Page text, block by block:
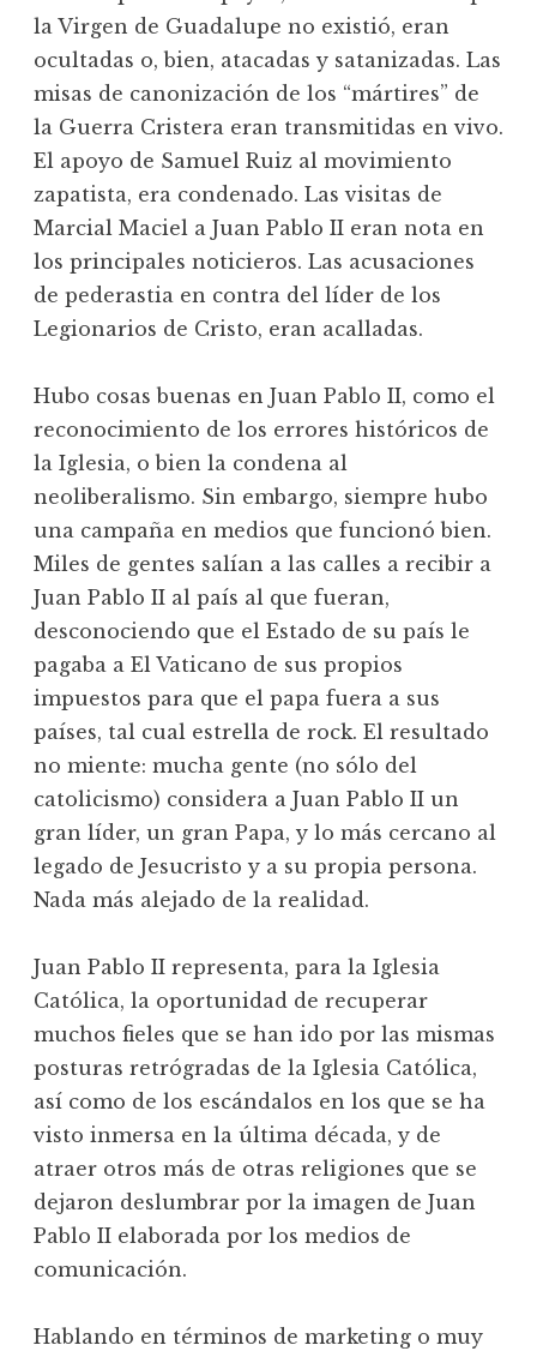
la Virgen de Guadalupe no existió, eran
ocultadas o, bien, atacadas y satanizadas. Las
misas de canonización de los “mártires” de
la Guerra Cristera eran transmitidas en vivo.
El apoyo de Samuel Ruiz al movimiento
zapatista, era condenado. Las visitas de
Marcial Maciel a Juan Pablo II eran nota en
los principales noticieros. Las acusaciones
de pederastia en contra del líder de los
Legionarios de Cristo, eran acalladas.
Hubo cosas buenas en Juan Pablo II, como el
reconocimiento de los errores históricos de
la Iglesia, o bien la condena al
neoliberalismo. Sin embargo, siempre hubo
una campaña en medios que funcionó bien.
Miles de gentes salían a las calles a recibir a
Juan Pablo II al país al que fueran,
desconociendo que el Estado de su país le
pagaba a El Vaticano de sus propios
impuestos para que el papa fuera a sus
países, tal cual estrella de rock. El resultado
no miente: mucha gente (no sólo del
catolicismo) considera a Juan Pablo II un
gran líder, un gran Papa, y lo más cercano al
legado de Jesucristo y a su propia persona.
Nada más alejado de la realidad.
Juan Pablo II representa, para la Iglesia
Católica, la oportunidad de recuperar
muchos fieles que se han ido por las mismas
posturas retrógradas de la Iglesia Católica,
así como de los escándalos en los que se ha
visto inmersa en la última década, y de
atraer otros más de otras religiones que se
dejaron deslumbrar por la imagen de Juan
Pablo II elaborada por los medios de
comunicación.
Hablando en términos de marketing o muy